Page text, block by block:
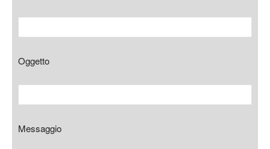
Oggetto
Messaggio